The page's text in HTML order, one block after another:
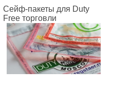
Сейф-пакеты для Duty
Free торговли